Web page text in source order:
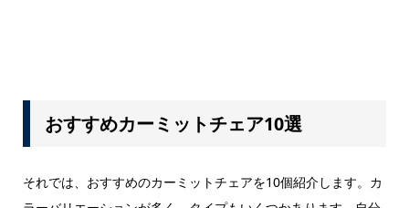
おすすめカーミットチェア10選
それでは、おすすめのカーミットチェアを10個紹介します。カ